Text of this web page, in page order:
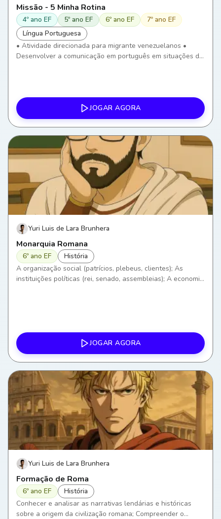
Missão - 5 Minha Rotina
4º ano EF 5º ano EF 6º ano EF
7º ano EF
Língua Portuguesa
• Atividade direcionada para migrante venezuelanos •
Desenvolver a comunicação em português em situações do
áudios e frases. • Utilizar recursos digitais para fortalecer a
aprendizagem do Português como Língua de Acolhimento.
JOGAR AGORA
Yuri Luis de Lara Brunhera
Monarquia Romana
6º ano EF
História
A organização social (patrícios, plebeus, clientes); As
instituições políticas (rei, senado, assembleias); A economia
JOGAR AGORA
Yuri Luis de Lara Brunhera
Formação de Roma
6º ano EF
História
Conhecer e analisar as narrativas lendárias e históricas
sobre a origem da civilização romana; Compreender o